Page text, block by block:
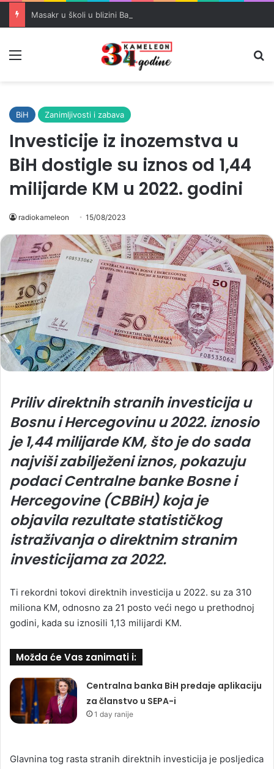
BiH Zanimljivosti i zabava
Investicije iz inozemstva u
BiH dostigle su iznos od 1,44
milijarde KM u 2022. godini
radiokameleon 15/08/2023
Priliv direktnih stranih investicija u
Bosnu i Hercegovinu u 2022. iznosio
je 1,44 milijarde KM, što je do sada
najviši zabilježeni iznos, pokazuju
podaci Centralne banke Bosne i
Hercegovine (CBBiH) koja je
objavila rezultate statističkog
istraživanja o direktnim stranim
investicijama za 2022.
Ti rekordni tokovi direktnih investicija u 2022. su za 310
miliona KM, odnosno za 21 posto veći nego u prethodnoj
godini, kada su iznosili 1,13 milijardi KM.
Možda će Vas zanimati i:
Centralna banka BiH predaje aplikaciju
za članstvo u SEPA-i
1 day ranije
Glavnina tog rasta stranih direktnih investicija je posljedica